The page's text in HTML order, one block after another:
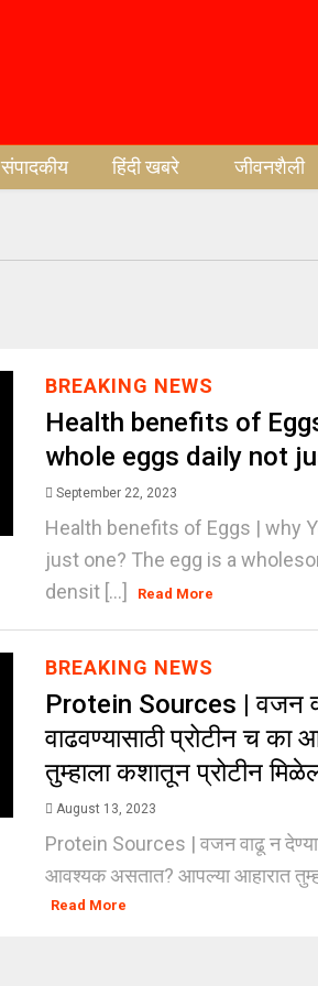
संपादकीय हिंदी खबरे जीवनशैली
BREAKING NEWS
Health benefits of
whole eggs daily not
September 22, 2023
Health benefits of Eggs | why
just one? The egg is a
densit [...]
Read More
BREAKING NEWS
Protein Sources | वजन
वाढवण्यासाठी प्रोटीन च
तुम्हाला कशातून प्रोटीन
August 13, 2023
Protein Sources | वजन वाढू न
आवश्यक असतात? आपल्या आहारात
Read More